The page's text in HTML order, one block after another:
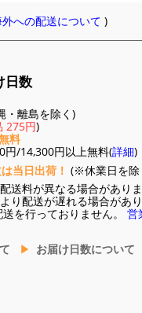
への配送について )
日数
離島を除く)
275円)
料
/14,300円以上無料(詳細)
当日出荷！ (※休業日を除
送料が異なる場合がありま
り配送が遅れる場合があ
を行っておりません。 営
お届け日数について